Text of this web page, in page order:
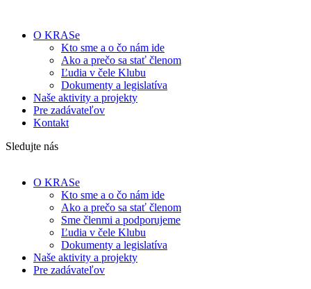
O KRASe
Kto sme a o čo nám ide
Ako a prečo sa stať členom
Ľudia v čele Klubu
Dokumenty a legislatíva
Naše aktivity a projekty
Pre zadávateľov
Kontakt
Sledujte nás
O KRASe
Kto sme a o čo nám ide
Ako a prečo sa stať členom
Sme členmi a podporujeme
Ľudia v čele Klubu
Dokumenty a legislatíva
Naše aktivity a projekty
Pre zadávateľov